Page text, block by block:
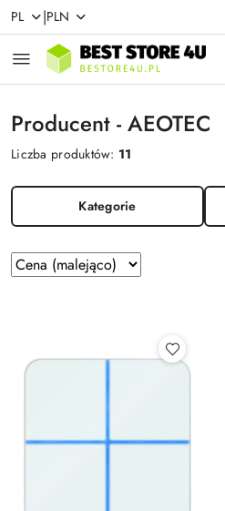
Przejdź do treści głównej
Przejdź do wyszukiwarki
Przejdź do moje konto
Przejdź do menu głównego
Przejdź do stopki
PL |PLN
Producent - AEOTEC
Liczba produktów: 11
Kategorie
Zastosowano
sortowanie:
Sortuj
według